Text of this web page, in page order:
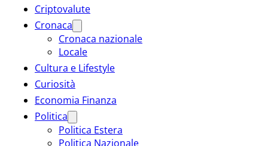
Criptovalute
Cronaca
Cronaca nazionale
Locale
Cultura e Lifestyle
Curiosità
Economia Finanza
Politica
Politica Estera
Politica Nazionale